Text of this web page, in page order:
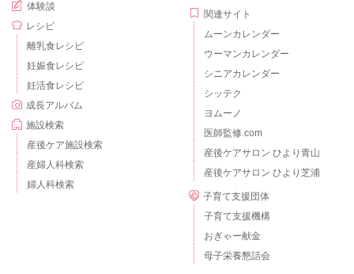
体験談
レシピ
離乳食レシピ
妊娠食レシピ
妊活食レシピ
成長アルバム
施設検索
産後ケア施設検索
産婦人科検索
婦人科検索
関連サイト
ムーンカレンダー
ウーマンカレンダー
シニアカレンダー
シッテク
ヨムーノ
医師監修.com
産後ケアサロン ひより青山
産後ケアサロン ひより芝浦
子育て支援団体
子育て支援機構
おぎゃー献金
母子栄養懇話会